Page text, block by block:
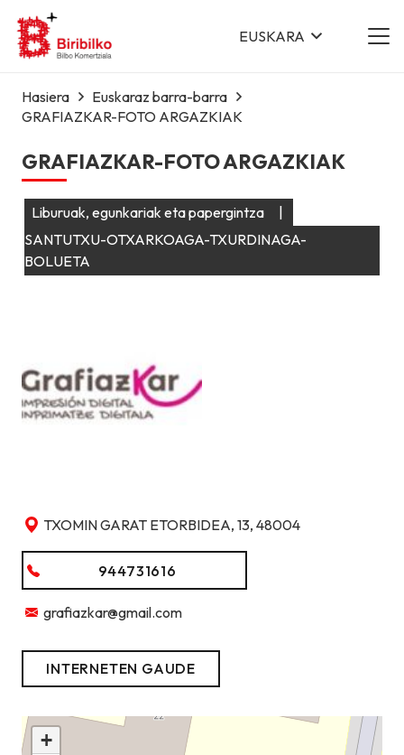
EUSKARA
Hasiera
Euskaraz barra-barra
GRAFIAZKAR-FOTO ARGAZKIAK
GRAFIAZKAR-FOTO ARGAZKIAK
Liburuak, egunkariak eta papergintza
|
SANTUTXU-OTXARKOAGA-TXURDINAGA-
BOLUETA
TXOMIN GARAT ETORBIDEA, 13, 48004
944731616
grafiazkar@gmail.com
INTERNETEN GAUDE
+